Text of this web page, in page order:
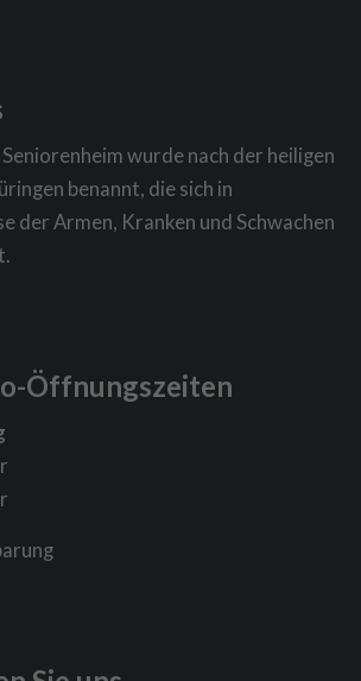
wurde nach der heiligen
benannt, die sich in
der Armen, Kranken und Schwachen
Öffnungszeiten